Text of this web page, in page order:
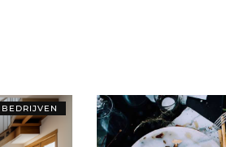
BEDRIJVEN